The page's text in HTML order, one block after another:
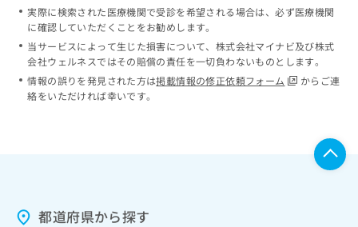
実際に検索された医療機関で受診を希望される場合は、必ず医療機関
に確認していただくことをお勧めします。
当サービスによって生じた損害について、株式会社マイナビ及び株式
会社ウェルネスではその賠償の責任を一切負わないものとします。
情報の誤りを発見された方は掲載情報の修正依頼フォーム
からご連
絡をいただければ幸いです。
都道府県から探す